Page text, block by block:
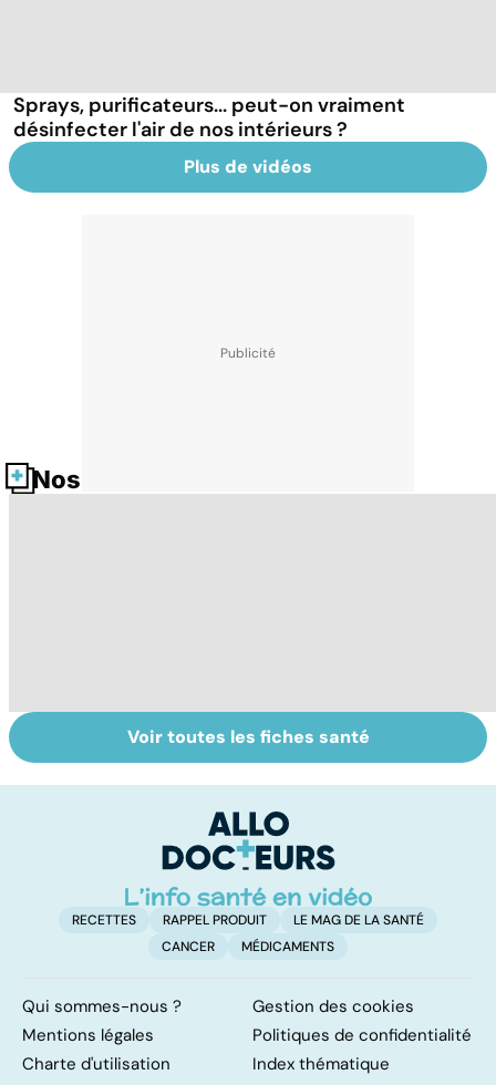
Sprays, purificateurs... peut-on vraiment
désinfecter l'air de nos intérieurs ?
Plus de vidéos
Nos fiches santé
Pollution de l'air :
sommes-nous
Pollution : quand
le danger vient
Voir toutes les fiches santé
RECETTES RAPPEL PRODUIT
LE MAG DE LA SANTÉ
CANCER
MÉDICAMENTS
Qui sommes-nous ?
Gestion des cookies
Mentions légales
Politiques de confidentialité
Charte d'utilisation
Index thématique